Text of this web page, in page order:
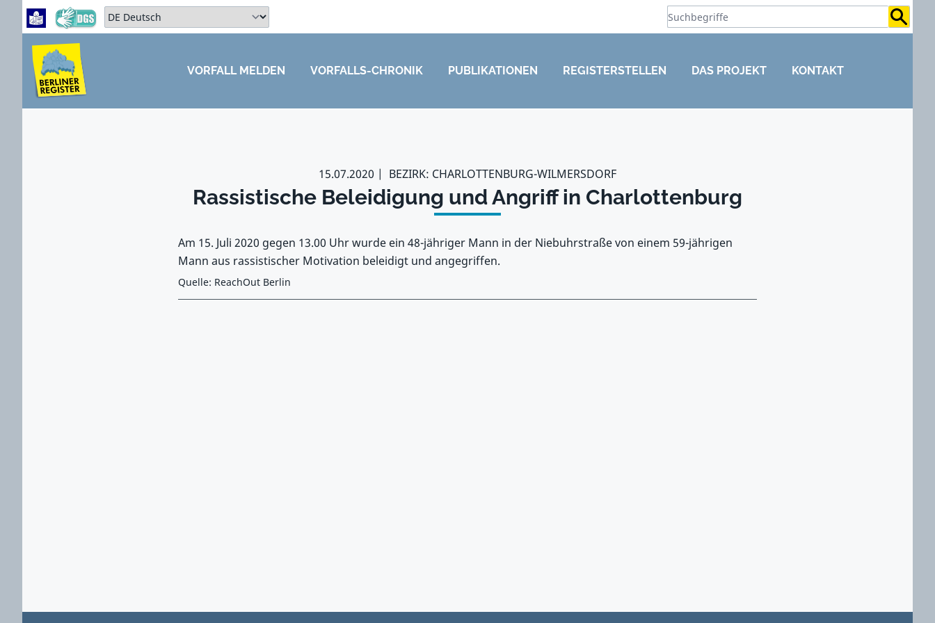
Zum Hauptbereich springen
Zum Hauptmenü springen
Sprache auswählen:
ZUM HAUPTBEREICH SPRINGEN
VORFALL MELDEN VORFALLS-CHRONIK PUBLIKATIONEN REGISTERSTELLEN DAS PROJEKT KONTAKT
15.07.2020 BEZIRK: CHARLOTTENBURG-WILMERSDORF
Rassistische Beleidigung und Angriff in Charlottenburg
Am 15. Juli 2020 gegen 13.00 Uhr wurde ein 48-jähriger Mann in der Niebuhrstraße von einem 59-jährigen
Mann aus rassistischer Motivation beleidigt und angegriffen.
Quelle: ReachOut Berlin